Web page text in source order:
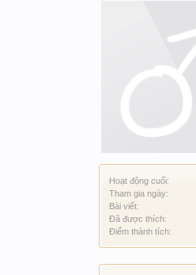
Hoạt động cuối:
Tham gia ngày:
Bài viết:
Đã được thích:
Điểm thành tích: